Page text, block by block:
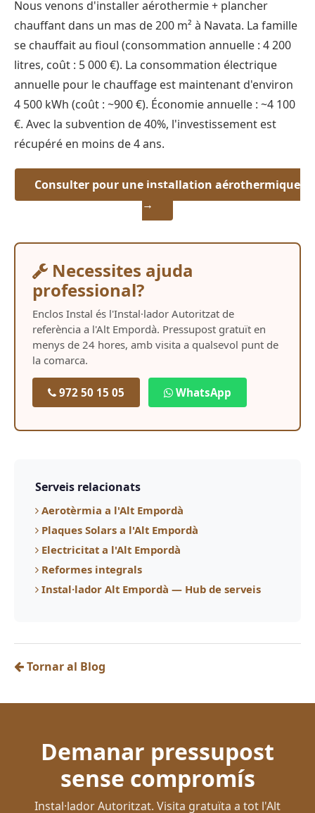
Nous venons d'installer aérothermie + plancher
chauffant dans un mas de 200 m² à Navata. La famille
se chauffait au fioul (consommation annuelle : 4 200
litres, coût : 5 000 €). La consommation électrique
annuelle pour le chauffage est maintenant d'environ
4 500 kWh (coût : ~900 €). Économie annuelle : ~4 100
€. Avec la subvention de 40%, l'investissement est
récupéré en moins de 4 ans.
Consulter pour une installation aérothermique
→
Necessites ajuda
professional?
Enclos Instal és l'Instal·lador Autoritzat de
referència a l'Alt Empordà. Pressupost gratuït en
menys de 24 hores, amb visita a qualsevol punt de
la comarca.
972 50 15 05 WhatsApp
Serveis relacionats
Aerotèrmia a l'Alt Empordà
Plaques Solars a l'Alt Empordà
Electricitat a l'Alt Empordà
Reformes integrals
Instal·lador Alt Empordà — Hub de serveis
Tornar al Blog
Demanar pressupost
sense compromís
Instal·lador Autoritzat. Visita gratuïta a tot l'Alt